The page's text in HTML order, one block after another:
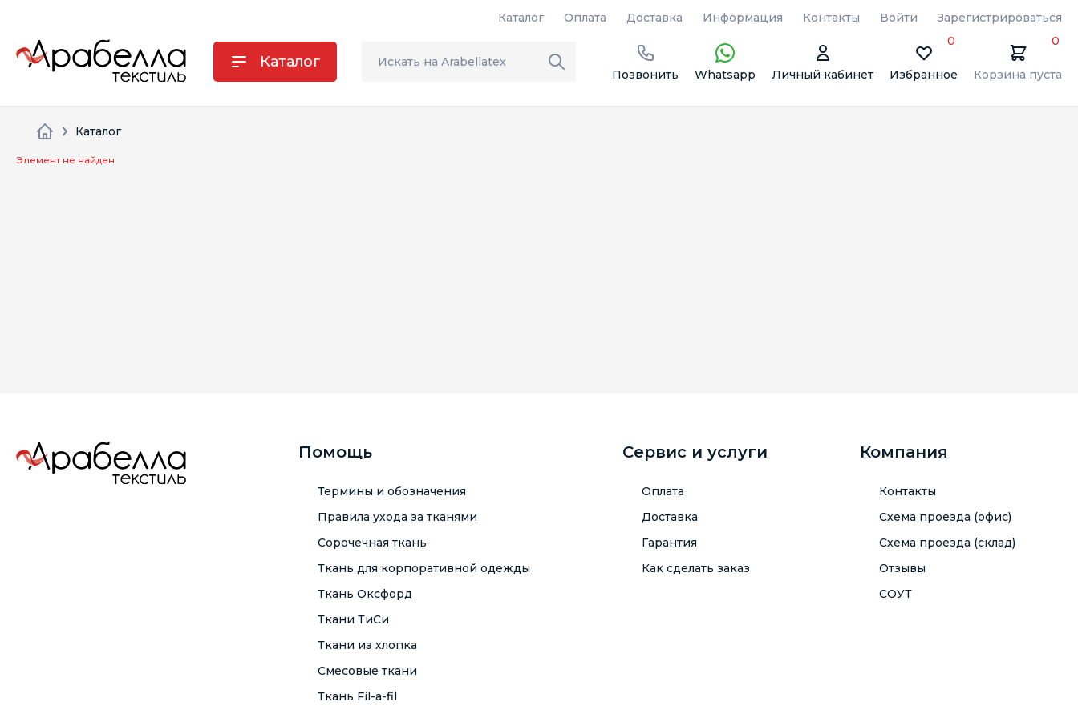
Каталог Оплата Доставка Информация Контакты Войти Зарегистрироваться
Каталог
Позвонить Whatsapp Личный кабинет Избранное
0
Корзина пуста
0
Каталог
Элемент не найден
Помощь
Термины и обозначения
Правила ухода за тканями
Сорочечная ткань
Ткань для корпоративной одежды
Ткань Оксфорд
Ткани ТиСи
Ткани из хлопка
Смесовые ткани
Ткань Fil-a-fil
Сервис и услуги
Оплата
Доставка
Гарантия
Как сделать заказ
Компания
Контакты
Схема проезда (офис)
Схема проезда (склад)
Отзывы
СОУТ